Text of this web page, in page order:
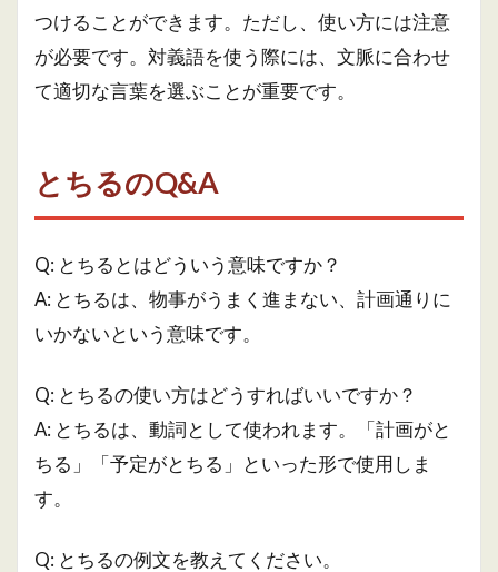
つけることができます。ただし、使い方には注意
が必要です。対義語を使う際には、文脈に合わせ
て適切な言葉を選ぶことが重要です。
とちるのQ&A
Q: とちるとはどういう意味ですか？
A: とちるは、物事がうまく進まない、計画通りに
いかないという意味です。
Q: とちるの使い方はどうすればいいですか？
A: とちるは、動詞として使われます。「計画がと
ちる」「予定がとちる」といった形で使用しま
す。
Q: とちるの例文を教えてください。